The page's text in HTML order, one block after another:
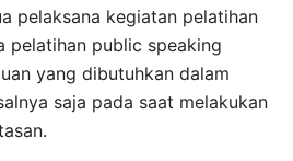
pelaksana kegiatan pelatihan
pelatihan public speaking
yang dibutuhkan dalam
saja pada saat melakukan